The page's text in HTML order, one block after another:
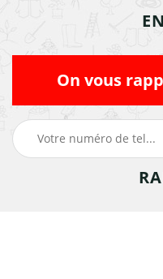
On vous